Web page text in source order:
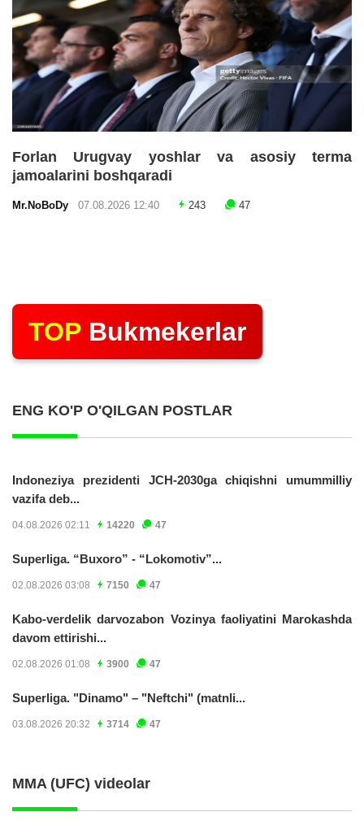
Forlan Urugvay yoshlar va asosiy terma
jamoalarini boshqaradi
Mr.NoBoDy 07.08.2026 12:40 243 47
TOP Bukmekerlar
ENG KO'P O'QILGAN POSTLAR
Indoneziya prezidenti JCH-2030ga chiqishni umummilliy
vazifa deb...
04.08.2026 02:11 14220 47
Superliga. “Buxoro” - “Lokomotiv”...
02.08.2026 03:08 7150 47
Kabo-verdelik darvozabon Vozinya faoliyatini Marokashda
davom ettirishi...
02.08.2026 01:08 3900 47
Superliga. "Dinamo" – "Neftchi" (matnli...
03.08.2026 20:32 3714 47
MMA (UFC) videolar